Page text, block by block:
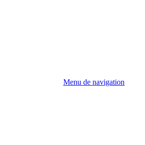
Menu de navigation